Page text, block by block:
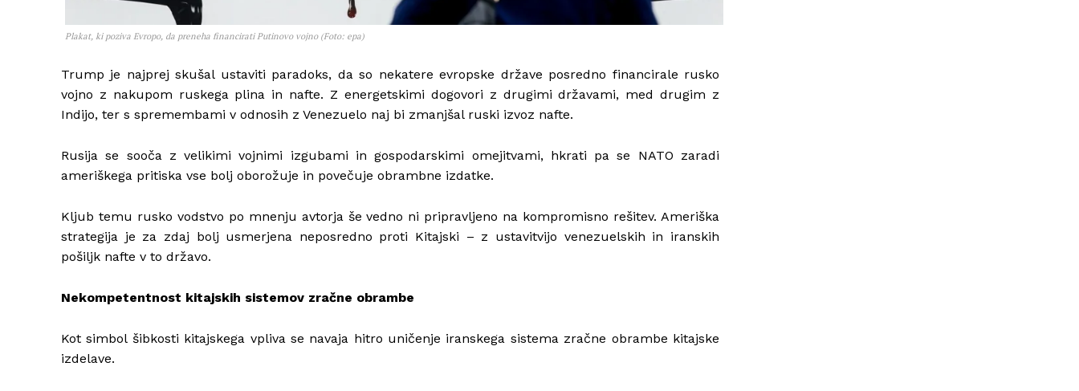
Plakat, ki poziva Evropo, da preneha financirati Putinovo vojno (Foto: epa)
Trump je najprej skušal ustaviti paradoks, da so nekatere evropske države posredno financirale rusko
vojno z nakupom ruskega plina in nafte. Z energetskimi dogovori z drugimi državami, med drugim z
Indijo, ter s spremembami v odnosih z Venezuelo naj bi zmanjšal ruski izvoz nafte.
Rusija se sooča z velikimi vojnimi izgubami in gospodarskimi omejitvami, hkrati pa se NATO zaradi
ameriškega pritiska vse bolj oborožuje in povečuje obrambne izdatke.
Kljub temu rusko vodstvo po mnenju avtorja še vedno ni pripravljeno na kompromisno rešitev. Ameriška
strategija je za zdaj bolj usmerjena neposredno proti Kitajski – z ustavitvijo venezuelskih in iranskih
pošiljk nafte v to državo.
Nekompetentnost kitajskih sistemov zračne obrambe
Kot simbol šibkosti kitajskega vpliva se navaja hitro uničenje iranskega sistema zračne obrambe kitajske
izdelave.